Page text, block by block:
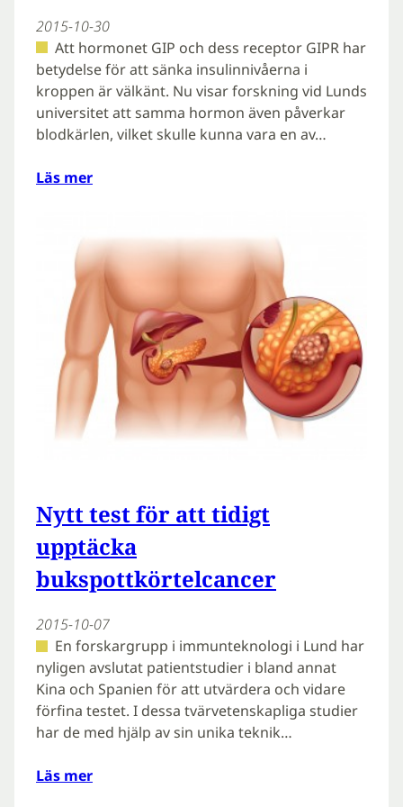
2015-10-30
Att hormonet GIP och dess receptor GIPR har
betydelse för att sänka insulinnivåerna i
kroppen är välkänt. Nu visar forskning vid Lunds
universitet att samma hormon även påverkar
blodkärlen, vilket skulle kunna vara en av…
Läs mer
Nytt test för att tidigt
upptäcka
bukspottkörtelcancer
2015-10-07
En forskargrupp i immunteknologi i Lund har
nyligen avslutat patientstudier i bland annat
Kina och Spanien för att utvärdera och vidare
förfina testet. I dessa tvärvetenskapliga studier
har de med hjälp av sin unika teknik…
Läs mer